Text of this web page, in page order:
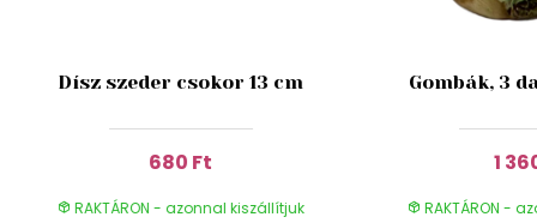
Dísz szeder csokor 13 cm
680 Ft
RAKTÁRON - azonnal kiszállítjuk
Gombák, 3
1
RAKTÁRON -